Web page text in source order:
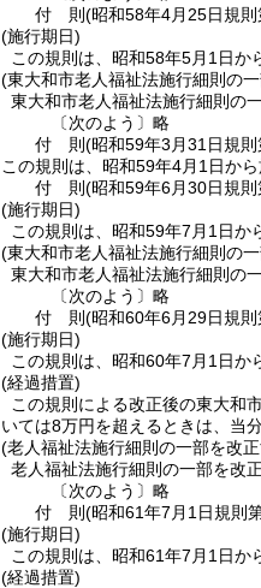
付 則(昭和58年4月25日規則
(施行期日)
この規則は、昭和58年5月1日か
(東大和市老人福祉法施行細則の
東大和市老人福祉法施行細則の
〔次のよう〕略
付 則(昭和59年3月31日規則
この規則は、昭和59年4月1日から
付 則(昭和59年6月30日規則
(施行期日)
この規則は、昭和59年7月1日か
(東大和市老人福祉法施行細則の
東大和市老人福祉法施行細則の
〔次のよう〕略
付 則(昭和60年6月29日規則
(施行期日)
この規則は、昭和60年7月1日か
(経過措置)
この規則による改正後の東大和
いては8万円を超えるときは、当
(老人福祉法施行細則の一部を改
老人福祉法施行細則の一部を改
〔次のよう〕略
付 則(昭和61年7月1日規則
(施行期日)
この規則は、昭和61年7月1日か
(経過措置)